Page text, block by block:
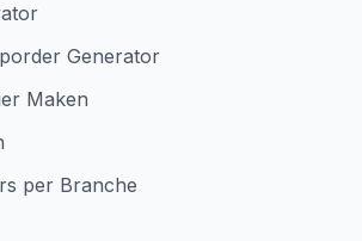
Generator
Maken
per Branche